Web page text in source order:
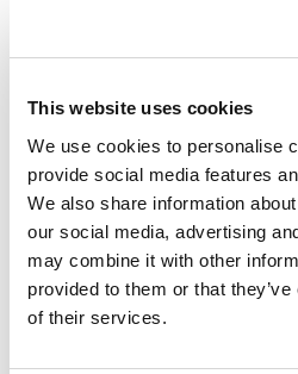
This website uses cookies
We use cookies to personalise
provide social media features
We also share information
our social media, advertising
may combine it with other
provided to them or that
of their services.
*Campi obbligatori
Dichiaro di aver letto i
condizioni
Sono interessato a ricevere
promozioni e news sui
Keyline